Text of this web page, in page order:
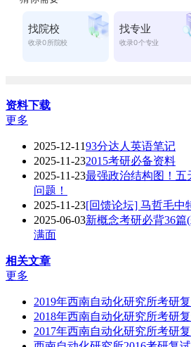
＞＞＞ 2020考研国家线预测及解
＞＞＞历年学硕考研国家线
资料下载
更多
2025-12-1193分达人英语笔记
2025-11-232015考研必备资料
2025-11-23最强政治结构图！五
问题！
2025-11-23[回馈论坛] 马哲毛中
2025-06-03新概念考研必背36
满面
相关文章
更多
2019年西南自动化研究所考研
2018年西南自动化研究所考研
2017年西南自动化研究所考研